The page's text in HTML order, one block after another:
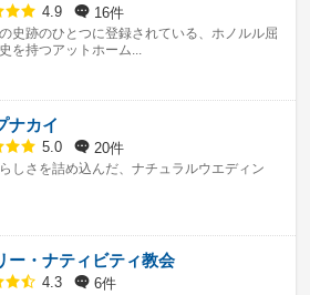
4.9 16件
史跡のひとつに登録されている、ホノルル屈
を持つアットホーム...
ナカイ
5.0 20件
しさを詰め込んだ、ナチュラルウエディン
ー・ナティビティ教会
4.3 6件